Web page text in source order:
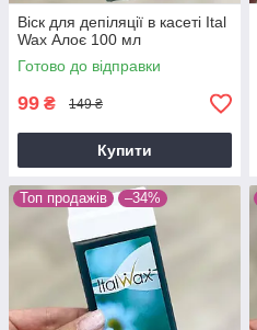
Віск для депіляції в касеті Ital
Wax Алоє 100 мл
Готово до відправки
99 ₴ 149 ₴
Купити
Топ продажів –34%